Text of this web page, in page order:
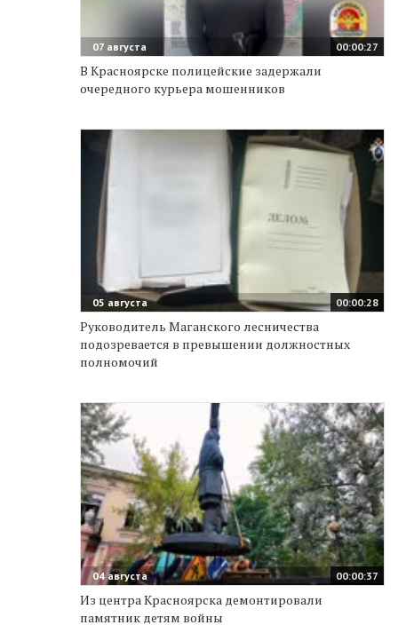
00:00:27
07 августа
В Красноярске полицейские задержали
очередного курьера мошенников
00:00:28
05 августа
Руководитель Маганского лесничества
подозревается в превышении должностных
полномочий
00:00:37
04 августа
Из центра Красноярска демонтировали
памятник детям войны